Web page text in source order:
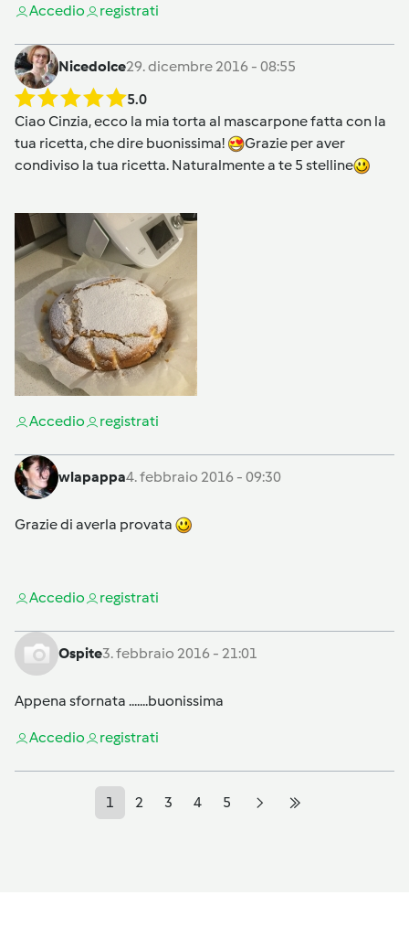
Accedio registrati
Nicedolce29. dicembre 2016 - 08:55
5.0
Ciao Cinzia, ecco la mia torta al mascarpone fatta con la
tua ricetta, che dire buonissima!
Grazie per aver
condiviso la tua ricetta. Naturalmente a te 5 stelline
Accedio registrati
wlapappa4. febbraio 2016 - 09:30
Grazie di averla provata
Accedio registrati
Ospite3. febbraio 2016 - 21:01
Appena sfornata .......buonissima
Accedio registrati
1 2 3 4 5